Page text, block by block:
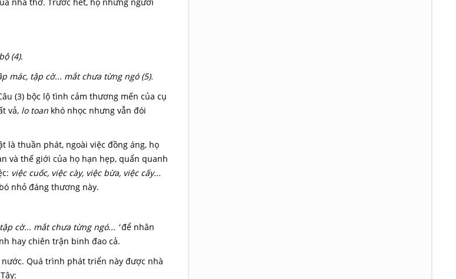
(4).
mác, tập cờ... mắt chưa từng ngó (5).
(3) bộc lộ tình cảm thương mến của cụ
vả, lo toan khó nhọc nhưng vẫn đói
là thuần phát, ngoài việc đồng áng, họ
và thế giới của họ hạn hẹp, quẩn quanh
việc cuốc, việc cày, việc bừa, việc cấy...
nhỏ đáng thương này.
cờ... mắt chưa từng ngó... ‘ để nhân
hay chiên trận binh đao cả.
Quá trình phát triển này được nhà